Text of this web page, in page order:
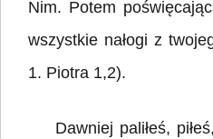
Nim. Potem
wszystkie nałogi z
1. Piotra 1,2).
Dawniej paliłeś,